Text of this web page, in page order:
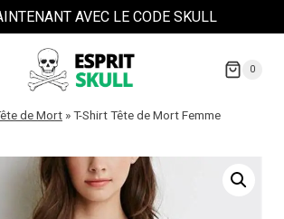
AVEC LE CODE SKULL
0
de Mort »T-Shirt Tête de Mort Femme